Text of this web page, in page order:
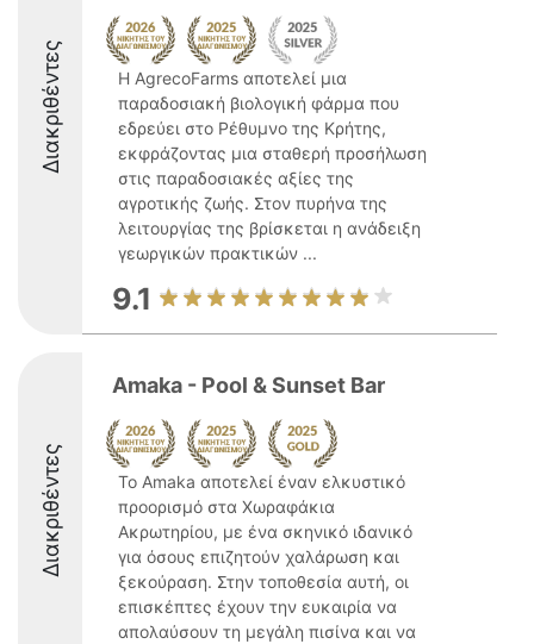
Διακριθέντες
Η AgrecoFarms αποτελεί μια
παραδοσιακή βιολογική φάρμα που
εδρεύει στο Ρέθυμνο της Κρήτης,
εκφράζοντας μια σταθερή προσήλωση
στις παραδοσιακές αξίες της
αγροτικής ζωής. Στον πυρήνα της
λειτουργίας της βρίσκεται η ανάδειξη
γεωργικών πρακτικών ...
9.1
Διακριθέντες
Amaka - Pool & Sunset Bar
Το Amaka αποτελεί έναν ελκυστικό
προορισμό στα Χωραφάκια
Ακρωτηρίου, με ένα σκηνικό ιδανικό
για όσους επιζητούν χαλάρωση και
ξεκούραση. Στην τοποθεσία αυτή, οι
επισκέπτες έχουν την ευκαιρία να
απολαύσουν τη μεγάλη πισίνα και να